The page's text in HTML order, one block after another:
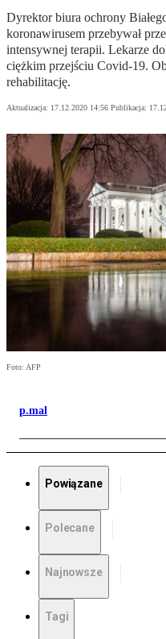
Dyrektor biura ochrony
koronawirusem przebywał
intensywnej terapii. Lekarze
ciężkim przejściu Covid-19.
rehabilitację.
Aktualizacja: 17.12.2020 14:56 Publikacja:
Foto: AFP
p.mal
Powiązane
Polecane
Najnowsze
Tagi